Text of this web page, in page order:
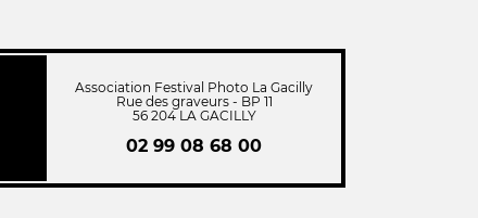
Association Festival Photo La Gacilly
Rue des graveurs - BP 11
56 204 LA GACILLY
02 99 08 68 00